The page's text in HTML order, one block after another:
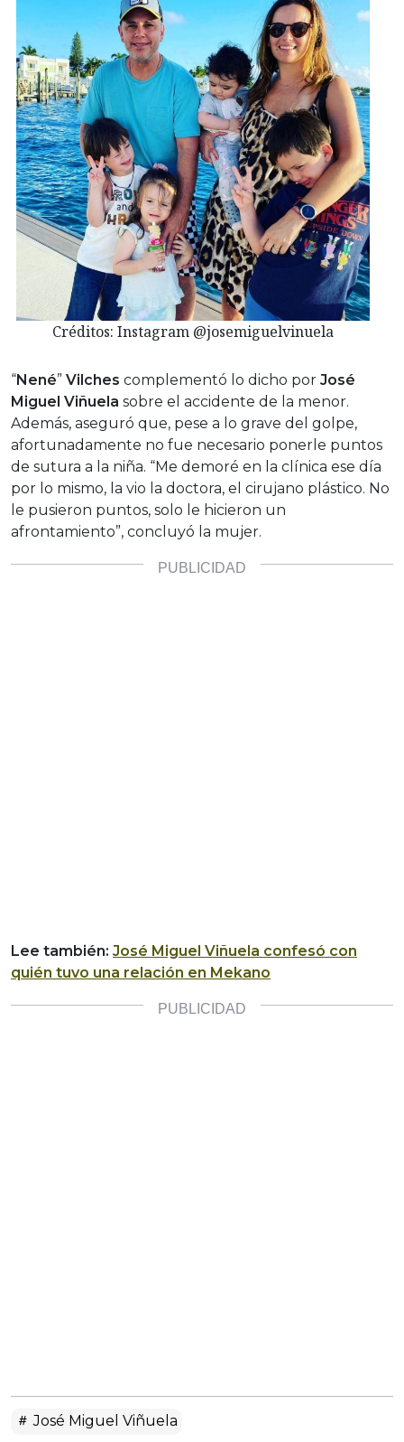
Créditos: Instagram @josemiguelvinuela
“Nené” Vilches complementó lo dicho por José
Miguel Viñuela sobre el accidente de la menor.
Además, aseguró que, pese a lo grave del golpe,
afortunadamente no fue necesario ponerle puntos
de sutura a la niña. “Me demoré en la clínica ese día
por lo mismo, la vio la doctora, el cirujano plástico. No
le pusieron puntos, solo le hicieron un
afrontamiento”, concluyó la mujer.
Lee también: José Miguel Viñuela confesó con
quién tuvo una relación en Mekano
José Miguel Viñuela